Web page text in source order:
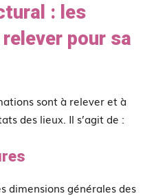
: les
pour sa
sont à relever et à
des lieux. Il s’agit de :
dimensions générales des